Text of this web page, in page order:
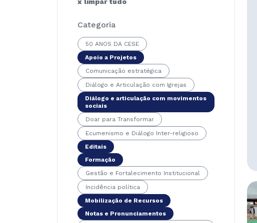
Categoria
50 ANOS DA CESE
Apoio a Projetos
Comunicação estratégica
Diálogo e Articulação com Igrejas
Diálogo e articulação com movimentos
sociais
Doar para Transformar
Ecumenismo e Diálogo Inter-religioso
Editais
Formação
Gestão e Fortalecimento Institucional
Incidência política
Mobilização de Recursos
Notas e Pronunciamentos